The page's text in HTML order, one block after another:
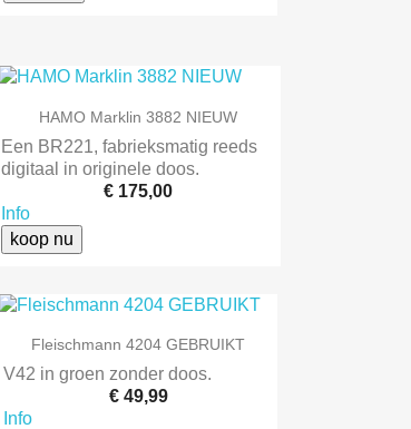
 Snel bekijken
HAMO Marklin 3882 NIEUW
Een BR221, fabrieksmatig reeds
digitaal in originele doos.
€ 175,00
Info
koop nu
 Snel bekijken
Fleischmann 4204 GEBRUIKT
V42 in groen zonder doos.
€ 49,99
Info